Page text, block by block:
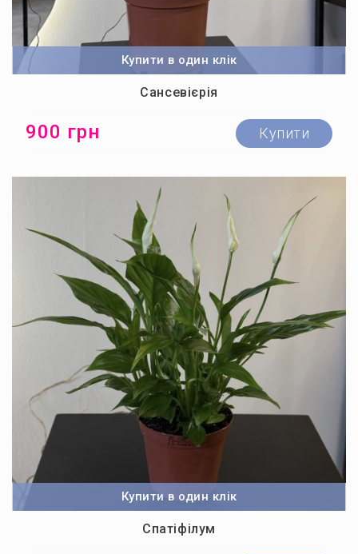
Купити в один клік
Сансевієрія
900 грн Купити
Купити в один клік
Спатіфілум